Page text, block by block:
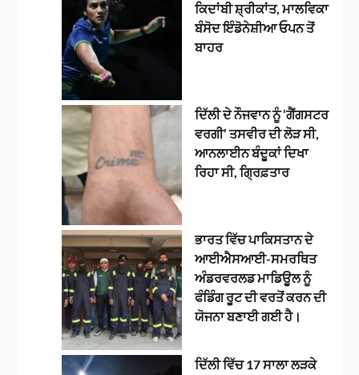
ਕਿਦਾਂਬੀ ਸ਼੍ਰੀਕਾਂਤ, ਮਾਲਵਿਕਾ
ਬੰਸੋਦ ਇੰਡੋਨੇਸ਼ੀਆ ਓਪਨ ਤੋਂ
ਬਾਹਰ
ਦਿੱਲੀ ਦੇ ਨੌਜਵਾਨ ਨੂੰ ‘ਗੈਂਗਸਟਰ
ਵਰਗੀ’ ਤਸਵੀਰ ਦੀ ਲੋੜ ਸੀ,
ਆਨਲਾਈਨ ਬੰਦੂਕਾਂ ਦਿਖਾ
ਰਿਹਾ ਸੀ, ਗ੍ਰਿਫ਼ਤਾਰ
ਭਾਰਤ ਵਿੱਚ ਪਾਕਿਸਤਾਨ ਦੇ
ਆਈਐਸਆਈ-ਸਮਰਥਿਤ
ਅੰਡਰਵਰਲਡ ਮਾਡਿਊਲ ਨੂੰ
ਫੰਡਿੰਗ ਰੂਟ ਦੀ ਵਰਤੋਂ ਕਰਨ ਦੀ
ਯੋਜਨਾ ਬਣਾਈ ਗਈ ਹੈ।
ਦਿੱਲੀ ਵਿੱਚ 17 ਸਾਲਾ ਲੜਕੇ